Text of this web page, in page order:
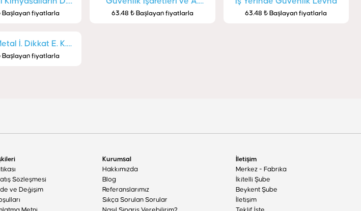
Levha
Başlayan fiyatlarla
Levha
63.48 ₺ Başlayan fiyatlarla 63.48 ₺ Başlayan fiyatlarla
İ. Dikkat E. K.
Levha
Başlayan fiyatlarla
Sözleşmesi
ve Değişim
Kurumsal
Hakkımızda
Blog
Referanslarımız
Sıkça Sorulan Sorular
İletişim
Merkez - Fabrika
İkitelli Şube
Beykent Şube
İletişim